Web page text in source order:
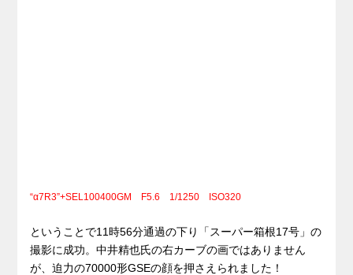
“α7R3”+SEL100400GM F5.6 1/1250 ISO320
ということで11時56分通過の下り「スーパー箱根17号」の
撮影に成功。中井精也氏の右カーブの画ではありません
が、迫力の70000形GSEの顔を押さえられました！